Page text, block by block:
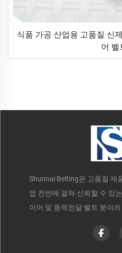
식품 가공 산업용 고품질 신
어 벨
Shunnai Belting은 고품질 제
업 전반에 걸쳐 신뢰할 수 있
이어 및 동력전달 벨트 분야